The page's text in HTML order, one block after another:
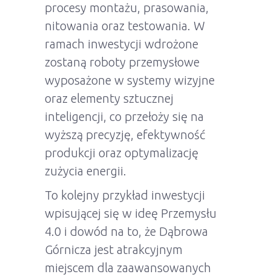
procesy montażu, prasowania,
nitowania oraz testowania. W
ramach inwestycji wdrożone
zostaną roboty przemysłowe
wyposażone w systemy wizyjne
oraz elementy sztucznej
inteligencji, co przełoży się na
wyższą precyzję, efektywność
produkcji oraz optymalizację
zużycia energii.
To kolejny przykład inwestycji
wpisującej się w ideę Przemysłu
4.0 i dowód na to, że Dąbrowa
Górnicza jest atrakcyjnym
miejscem dla zaawansowanych